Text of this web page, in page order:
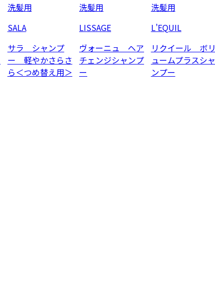
洗髪用
SALA
サラ シャンプ
ー 軽やかさらさ
ら＜つめ替え用＞
洗髪用
LISSAGE
ヴォーニュ ヘア
チェンジシャンプ
ー
洗髪用
L'EQUIL
リクイール ボリ
ュームプラスシャ
ンプー